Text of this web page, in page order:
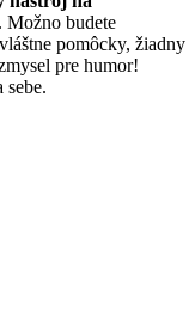
. Možno budete
pomôcky, žiadny
pre humor!
sebe.